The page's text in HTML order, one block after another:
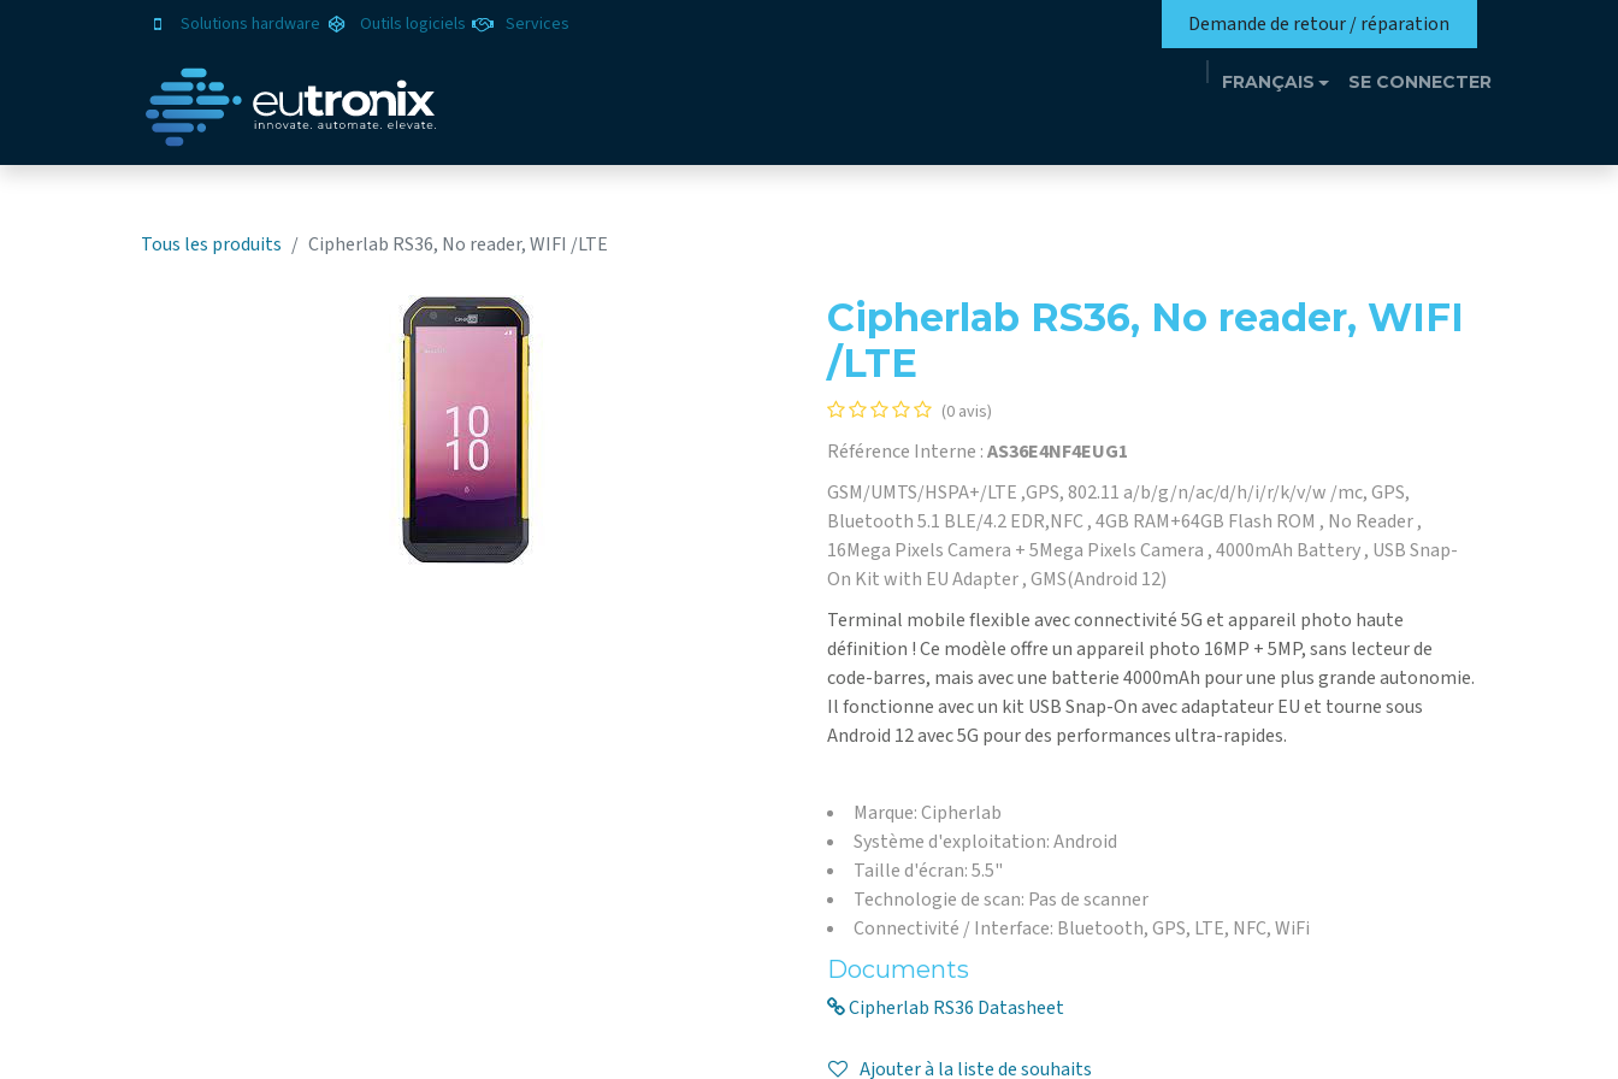
Solutions hardware Outils logiciels Services Demande de retour / réparation
FRANÇAIS SE CONNECTER
Tous les produits Cipherlab RS36, No reader, WIFI /LTE
Cipherlab RS36, No reader, WIFI
/LTE
(0 avis)
Référence Interne :AS36E4NF4EUG1
GSM/UMTS/HSPA+/LTE ,GPS, 802.11 a/b/g/n/ac/d/h/i/r/k/v/w /mc, GPS,
Bluetooth 5.1 BLE/4.2 EDR,NFC , 4GB RAM+64GB Flash ROM , No Reader ,
16Mega Pixels Camera + 5Mega Pixels Camera , 4000mAh Battery , USB Snap-
On Kit with EU Adapter , GMS(Android 12)
Terminal mobile flexible avec connectivité 5G et appareil photo haute
définition ! Ce modèle offre un appareil photo 16MP + 5MP, sans lecteur de
code-barres, mais avec une batterie 4000mAh pour une plus grande autonomie.
Il fonctionne avec un kit USB Snap-On avec adaptateur EU et tourne sous
Android 12 avec 5G pour des performances ultra-rapides.
Marque: Cipherlab
Système d'exploitation: Android
Taille d'écran: 5.5"
Technologie de scan: Pas de scanner
Connectivité / Interface: Bluetooth, GPS, LTE, NFC, WiFi
Documents
Cipherlab RS36 Datasheet
Ajouter à la liste de souhaits